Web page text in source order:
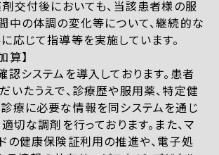
剤交付後においても、当該患者様の服
中の体調の変化等について、継続的な
応じて指導等を実施しています。
算】
認システムを導入しております。患者
いたうえで、診療歴や服用薬、特定健
療に必要な情報を同システムを通じ
切な調剤を行っております。また、マ
の健康保険証利用の推進や、電子処